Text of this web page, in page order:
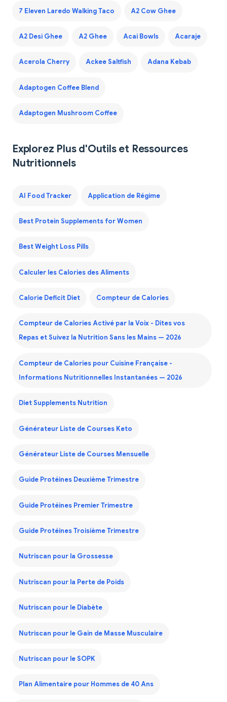
7 Eleven Laredo Walking Taco A2 Cow Ghee
A2 Desi Ghee A2 Ghee Acai Bowls Acaraje
Acerola Cherry Ackee Saltfish Adana Kebab
Adaptogen Coffee Blend
Adaptogen Mushroom Coffee
Explorez Plus d'Outils et Ressources
Nutritionnels
AI Food Tracker Application de Régime
Best Protein Supplements for Women
Best Weight Loss Pills
Calculer les Calories des Aliments
Calorie Deficit Diet Compteur de Calories
Compteur de Calories Activé par la Voix - Dites vos
Repas et Suivez la Nutrition Sans les Mains — 2026
Compteur de Calories pour Cuisine Française -
Informations Nutritionnelles Instantanées — 2026
Diet Supplements Nutrition
Générateur Liste de Courses Keto
Générateur Liste de Courses Mensuelle
Guide Protéines Deuxième Trimestre
Guide Protéines Premier Trimestre
Guide Protéines Troisième Trimestre
Nutriscan pour la Grossesse
Nutriscan pour la Perte de Poids
Nutriscan pour le Diabète
Nutriscan pour le Gain de Masse Musculaire
Nutriscan pour le SOPK
Plan Alimentaire pour Hommes de 40 Ans